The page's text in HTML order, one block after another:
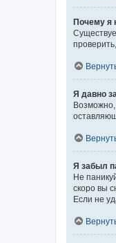
Почему я
Я давно
Возможно,
Я забыл
Не
скоро вы
Если не